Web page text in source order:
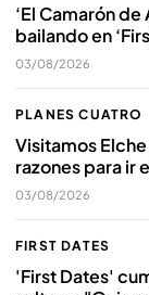
‘El Camarón
bailando en
03/08/2026
PLANES CUATRO
Visitamos
razones para ir
03/08/2026
FIRST DATES
'First Dates'